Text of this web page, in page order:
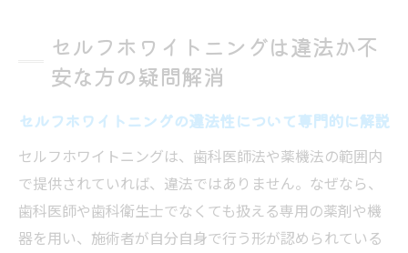
セルフホワイトニングは違法か不
安な方の疑問解消
セルフホワイトニングの違法性について専門的に解説
セルフホワイトニングは、歯科医師法や薬機法の範囲内
で提供されていれば、違法ではありません。なぜなら、
歯科医師や歯科衛生士でなくても扱える専用の薬剤や機
器を用い、施術者が自分自身で行う形が認められている